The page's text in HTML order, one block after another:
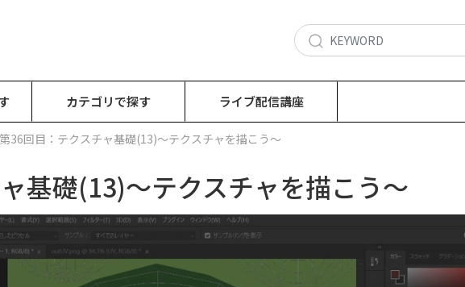
カテゴリで探す ライブ配信講座
第36回目：テクスチャ基礎(13)～テクスチャを描こう～
基礎(13)～テクスチャを描こう～